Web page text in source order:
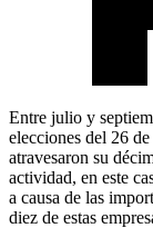
Entre julio y
elecciones del 26
atravesaron su
actividad, en este
a causa de las
diez de estas